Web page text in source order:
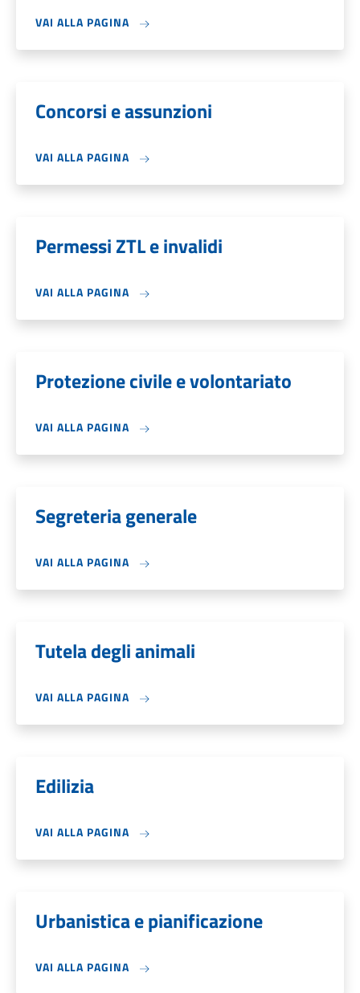
VAI ALLA PAGINA
Concorsi e assunzioni
VAI ALLA PAGINA
Permessi ZTL e invalidi
VAI ALLA PAGINA
Protezione civile e volontariato
VAI ALLA PAGINA
Segreteria generale
VAI ALLA PAGINA
Tutela degli animali
VAI ALLA PAGINA
Edilizia
VAI ALLA PAGINA
Urbanistica e pianificazione
VAI ALLA PAGINA